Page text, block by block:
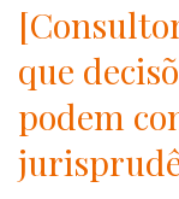
PRÊMIOS
NOSSA EQUIPE
CARREIRA
Localização
EN-US
que
podem